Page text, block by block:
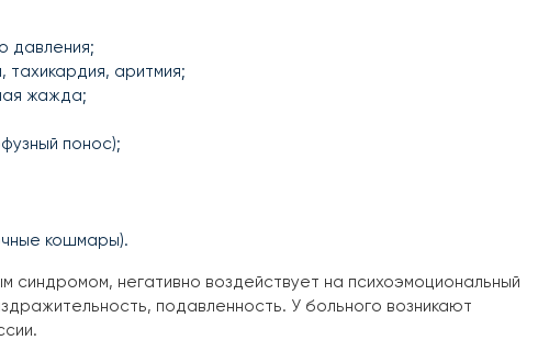
давления;
аритмия;
жажда;
понос);
кошмары).
синдромом, негативно воздействует на психоэмоциональный
подавленность. У больного возникают